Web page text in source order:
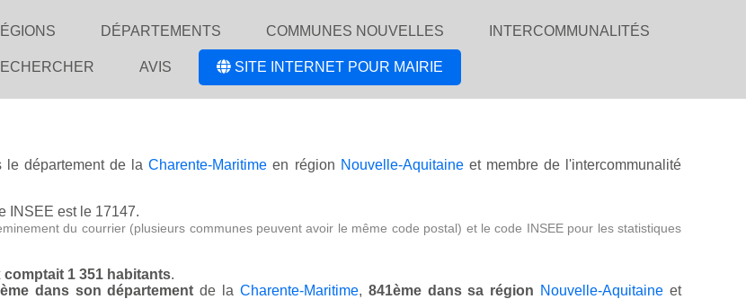
DÉPARTEMENTS COMMUNES NOUVELLES INTERCOMMUNALITÉS
AVIS SITE INTERNET POUR MAIRIE
le département de laCharente-Maritime en région Nouvelle-Aquitaineet membre de l'intercommunalité
INSEE est le 17147.
du courrier (plusieurs communes peuvent avoir le même code postal) et le code INSEE pour les statistiques
1 351 habitants.
dans son département de la Charente-Maritime, 841ème dans sa région Nouvelle-Aquitaine et